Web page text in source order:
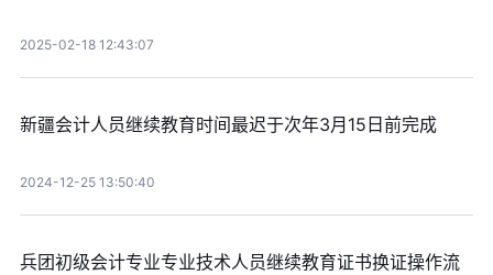
2025-02-18 12:43:07
新疆会计人员继续教育时间最迟于次年3月15日前完成
2024-12-25 13:50:40
兵团初级会计专业专业技术人员继续教育证书换证操作流